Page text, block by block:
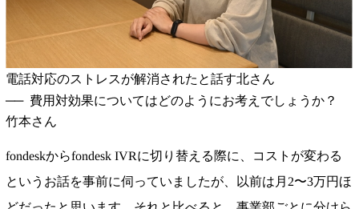
電話対応のストレスが解消されたと話す北さん
費用対効果についてはどのようにお考えでしょうか？
竹本さん
fondeskからfondesk IVRに切り替える際に、コストが変わる
というお話を事前に伺っていましたが、以前は月2〜3万円ほ